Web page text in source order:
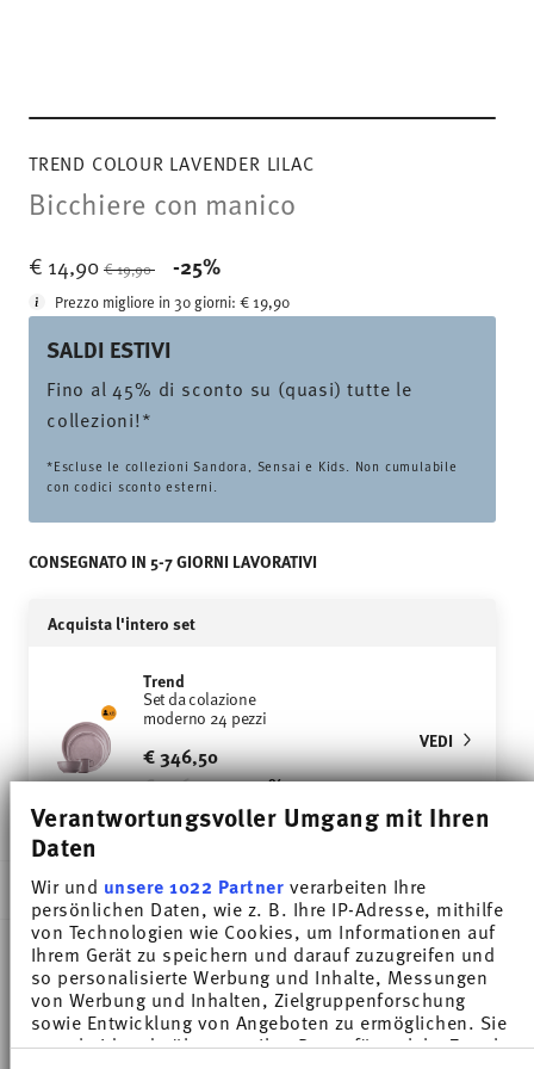
Verantwortungsvoller Umgang mit Ihren
Daten
Wir und unsere 1022 Partnerverarbeiten Ihre
persönlichen Daten, wie z. B. Ihre IP-Adresse, mithilfe
von Technologien wie Cookies, um Informationen auf
Ihrem Gerät zu speichern und darauf zuzugreifen und
so personalisierte Werbung und Inhalte, Messungen
von Werbung und Inhalten, Zielgruppenforschung
sowie Entwicklung von Angeboten zu ermöglichen. Sie
entscheiden darüber, wer Ihre Daten für welche Zwecke
TREND COLOUR LAVENDER LILAC
Bicchiere con manico
€ 14,90 Price reduced from
€ 19,90 -25%
Prezzo migliore in 30 giorni:€ 19,90
SALDI ESTIVI
Fino al 45% di sconto su (quasi) tutte le
collezioni!*
*Escluse le collezioni Sandora, Sensai e Kids. Non cumulabile
con codici sconto esterni.
CONSEGNATO IN 5-7 GIORNI LAVORATIVI
Acquista l'intero set
Trend
Set da colazione
moderno 24 pezzi
€ 346,50
Price reduced from
€ 506,40to-32%
VEDI
DESCRIZIONE
Thomas Trend Colour Lavender Lilac Mug -
Cilindrico - Ø 7,0 cm - h 8,2 cm - 0,280 l,